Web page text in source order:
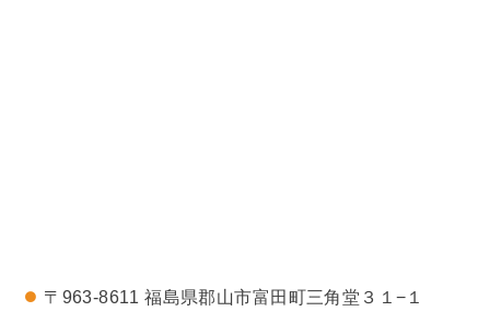
〒963-8611 福島県郡山市富田町三角堂３１−１